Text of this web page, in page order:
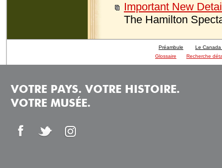
Important New
The Hamilton
Préambule
Le
Glossaire
Recherche
VOTRE PAYS. VOTRE HISTOIRE.
VOTRE MUSÉE.